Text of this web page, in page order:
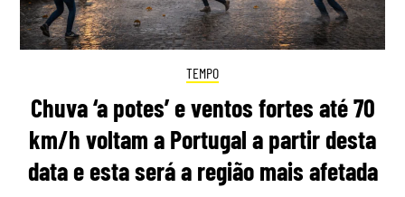
TEMPO
Chuva ‘a potes’ e ventos fortes até 70
km/h voltam a Portugal a partir desta
data e esta será a região mais afetada